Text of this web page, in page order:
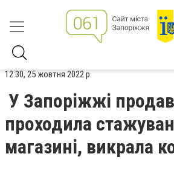
12:30, 25 жовтня 2022 р.
У Запоріжжі
проходила
магазині, викрала